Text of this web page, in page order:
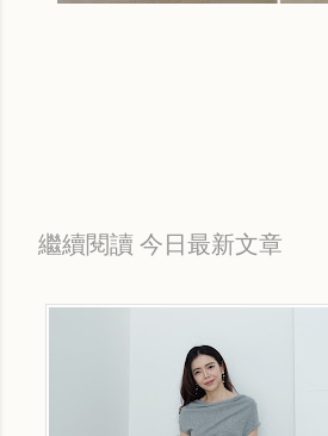
繼續閱讀 今日最新文章